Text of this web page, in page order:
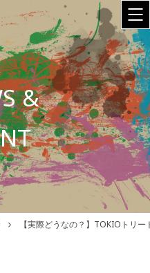
&
業運営 大阪
【実際どうなの？】TOKIOトリ